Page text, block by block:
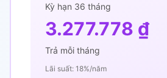
Kỳ hạn 36 tháng
3.277.778 ₫
Trả mỗi tháng
Lãi suất: 18%/năm